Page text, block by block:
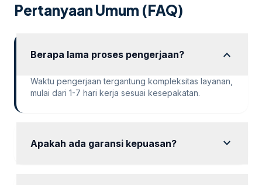
cukup? Atau […]
Pertanyaan Umum (FAQ)
Berapa lama proses pengerjaan? expand_more
Waktu pengerjaan tergantung kompleksitas layanan,
mulai dari 1-7 hari kerja sesuai kesepakatan.
Apakah ada garansi kepuasan? expand_more